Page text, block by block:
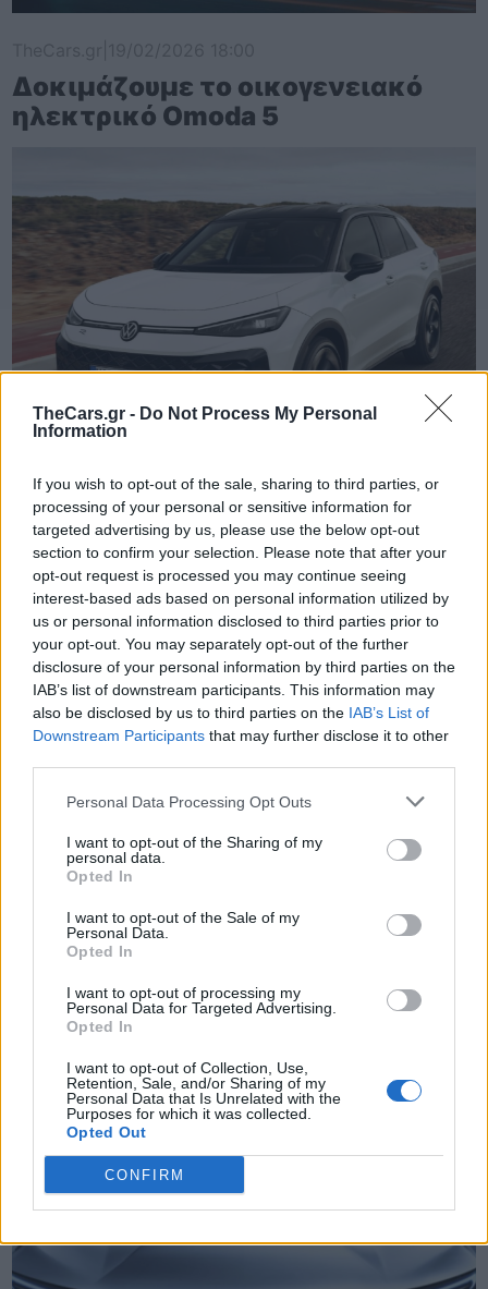
TheCars.gr - Do Not Process My Personal
Information
If you wish to opt-out of the sale, sharing to third parties, or
processing of your personal or sensitive information for
targeted advertising by us, please use the below opt-out
section to confirm your selection. Please note that after your
opt-out request is processed you may continue seeing
interest-based ads based on personal information utilized by
us or personal information disclosed to third parties prior to
your opt-out. You may separately opt-out of the further
disclosure of your personal information by third parties on the
IAB’s list of downstream participants. This information may
also be disclosed by us to third parties on the IAB’s List of
Downstream Participants that may further disclose it to other
Personal Data Processing Opt Outs
I want to opt-out of the Sharing of my
personal data.
Opted In
I want to opt-out of the Sale of my
Personal Data.
Opted In
I want to opt-out of processing my
Personal Data for Targeted Advertising.
Opted In
I want to opt-out of Collection, Use,
Retention, Sale, and/or Sharing of my
Personal Data that Is Unrelated with the
Purposes for which it was collected.
Opted Out
CONFIRM
Δοκιμάζουμε το οικογενειακό
ηλεκτρικό Omoda 5
TheCars.gr|16/02/2026 20:00
Η Volkswagen παρουσιάζει το νέο
T-Roc
TheCars.gr|12/02/2026 13:00
διαθέσιμο με τετρακίνηση και
αυτονομία έως 510 χλμ